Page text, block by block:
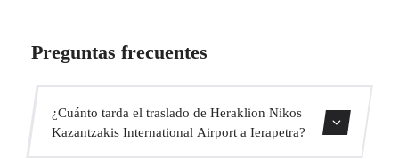
Preguntas frecuentes
¿Cuánto tarda el traslado de Heraklion Nikos
Kazantzakis International Airport a Ierapetra?